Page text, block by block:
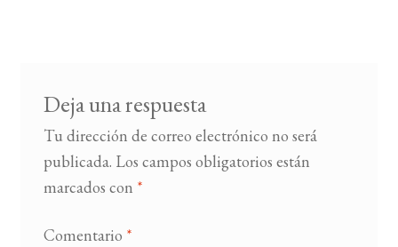
Deja una respuesta
Tu dirección de correo electrónico no será
publicada. Los campos obligatorios están
marcados con *
Comentario *